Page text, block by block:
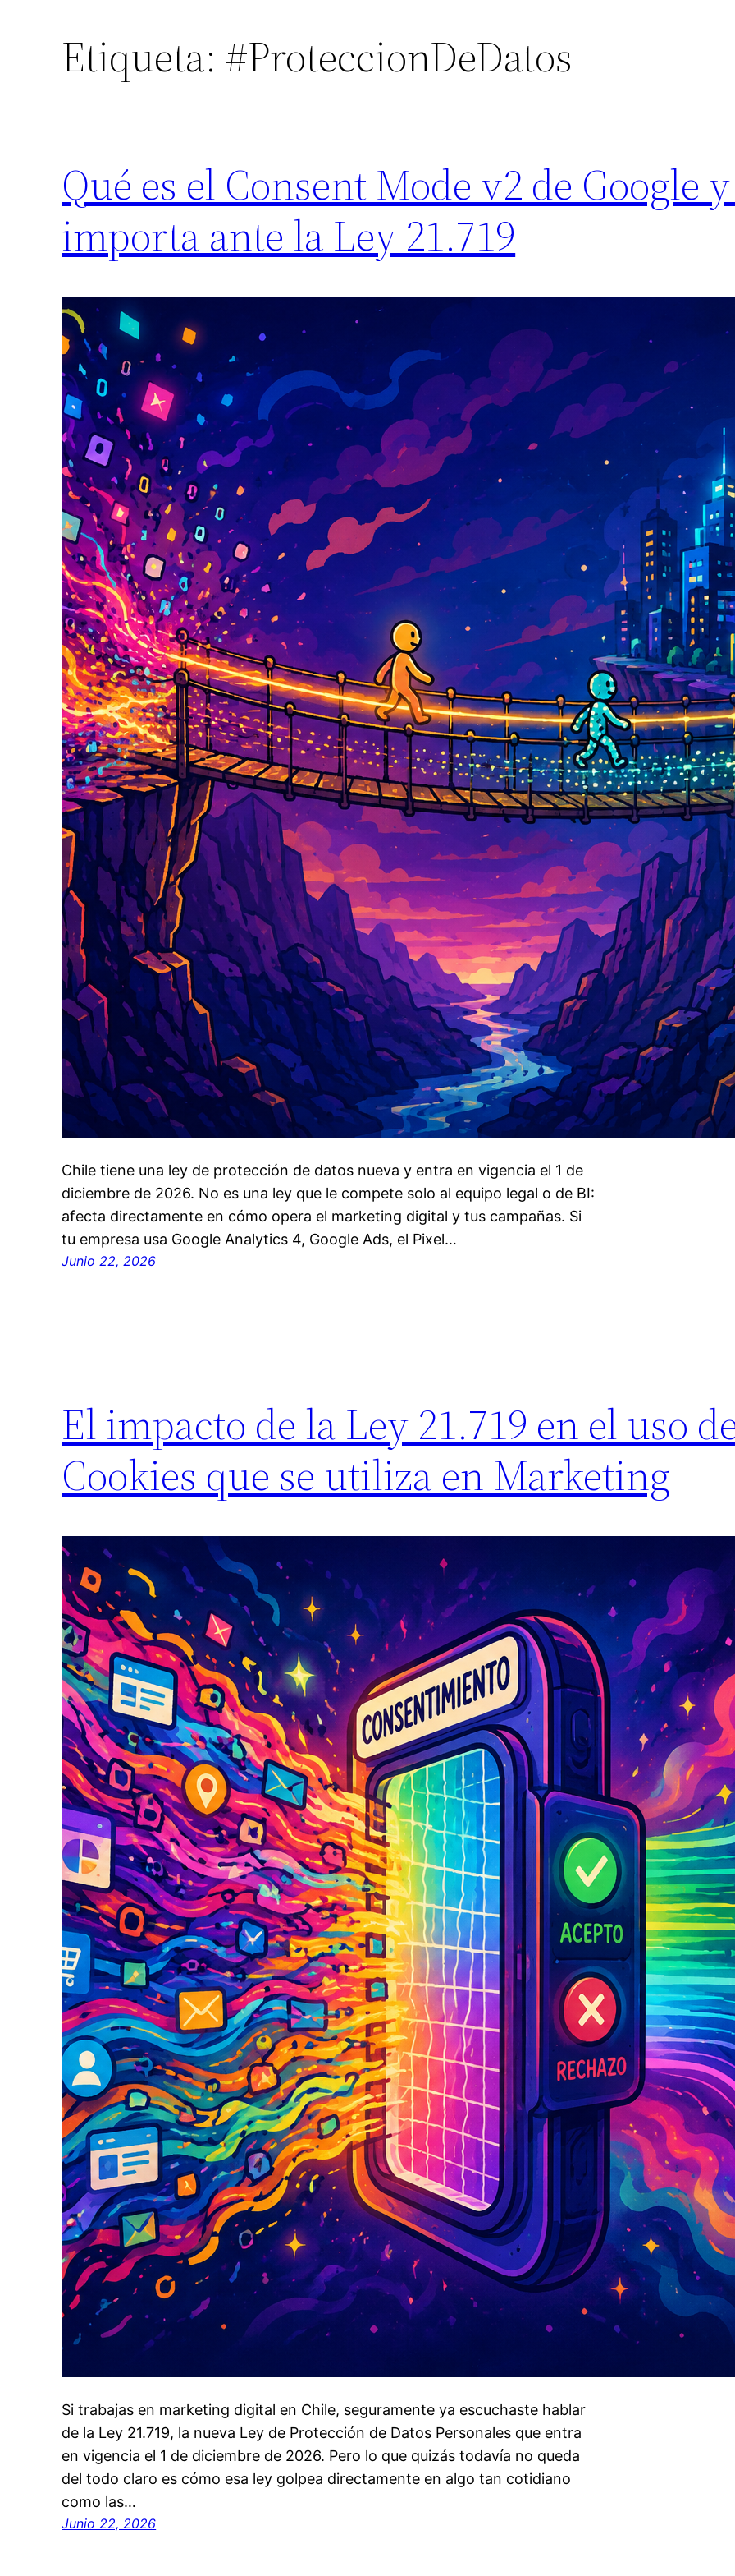
Etiqueta: #ProteccionDeDatos
Qué es el Consent Mode v2 de Google
importa ante la Ley 21.719
Chile tiene una ley de protección de datos nueva y entra en vigencia el 1 de
diciembre de 2026. No es una ley que le compete solo al equipo legal o de BI:
afecta directamente en cómo opera el marketing digital y tus campañas. Si
tu empresa usa Google Analytics 4, Google Ads, el Pixel…
Junio 22, 2026
El impacto de la Ley 21.719 en el uso
Cookies que se utiliza en Marketing
Si trabajas en marketing digital en Chile, seguramente ya escuchaste hablar
de la Ley 21.719, la nueva Ley de Protección de Datos Personales que entra
en vigencia el 1 de diciembre de 2026. Pero lo que quizás todavía no queda
del todo claro es cómo esa ley golpea directamente en algo tan cotidiano
como las…
Junio 22, 2026